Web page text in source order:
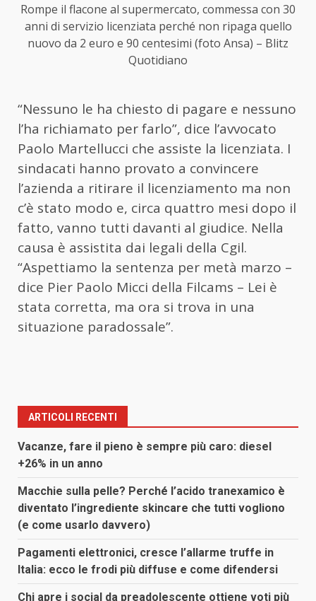
Rompe il flacone al supermercato, commessa con 30
anni di servizio licenziata perché non ripaga quello
nuovo da 2 euro e 90 centesimi (foto Ansa) – Blitz
Quotidiano
“Nessuno le ha chiesto di pagare e nessuno
l’ha richiamato per farlo”, dice l’avvocato
Paolo Martellucci che assiste la licenziata. I
sindacati hanno provato a convincere
l’azienda a ritirare il licenziamento ma non
c’è stato modo e, circa quattro mesi dopo il
fatto, vanno tutti davanti al giudice. Nella
causa è assistita dai legali della Cgil.
“Aspettiamo la sentenza per metà marzo –
dice Pier Paolo Micci della Filcams – Lei è
stata corretta, ma ora si trova in una
situazione paradossale”.
ARTICOLI RECENTI
Vacanze, fare il pieno è sempre più caro: diesel
+26% in un anno
Macchie sulla pelle? Perché l’acido tranexamico è
diventato l’ingrediente skincare che tutti vogliono
(e come usarlo davvero)
Pagamenti elettronici, cresce l’allarme truffe in
Italia: ecco le frodi più diffuse e come difendersi
Chi apre i social da preadolescente ottiene voti più